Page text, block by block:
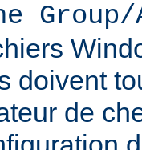
Group/
doivent
de